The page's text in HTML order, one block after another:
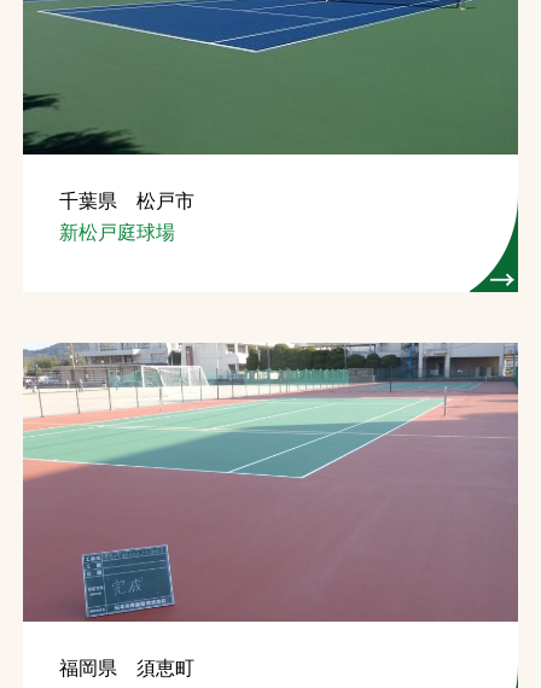
千葉県 松戸市
新松戸庭球場
福岡県 須恵町